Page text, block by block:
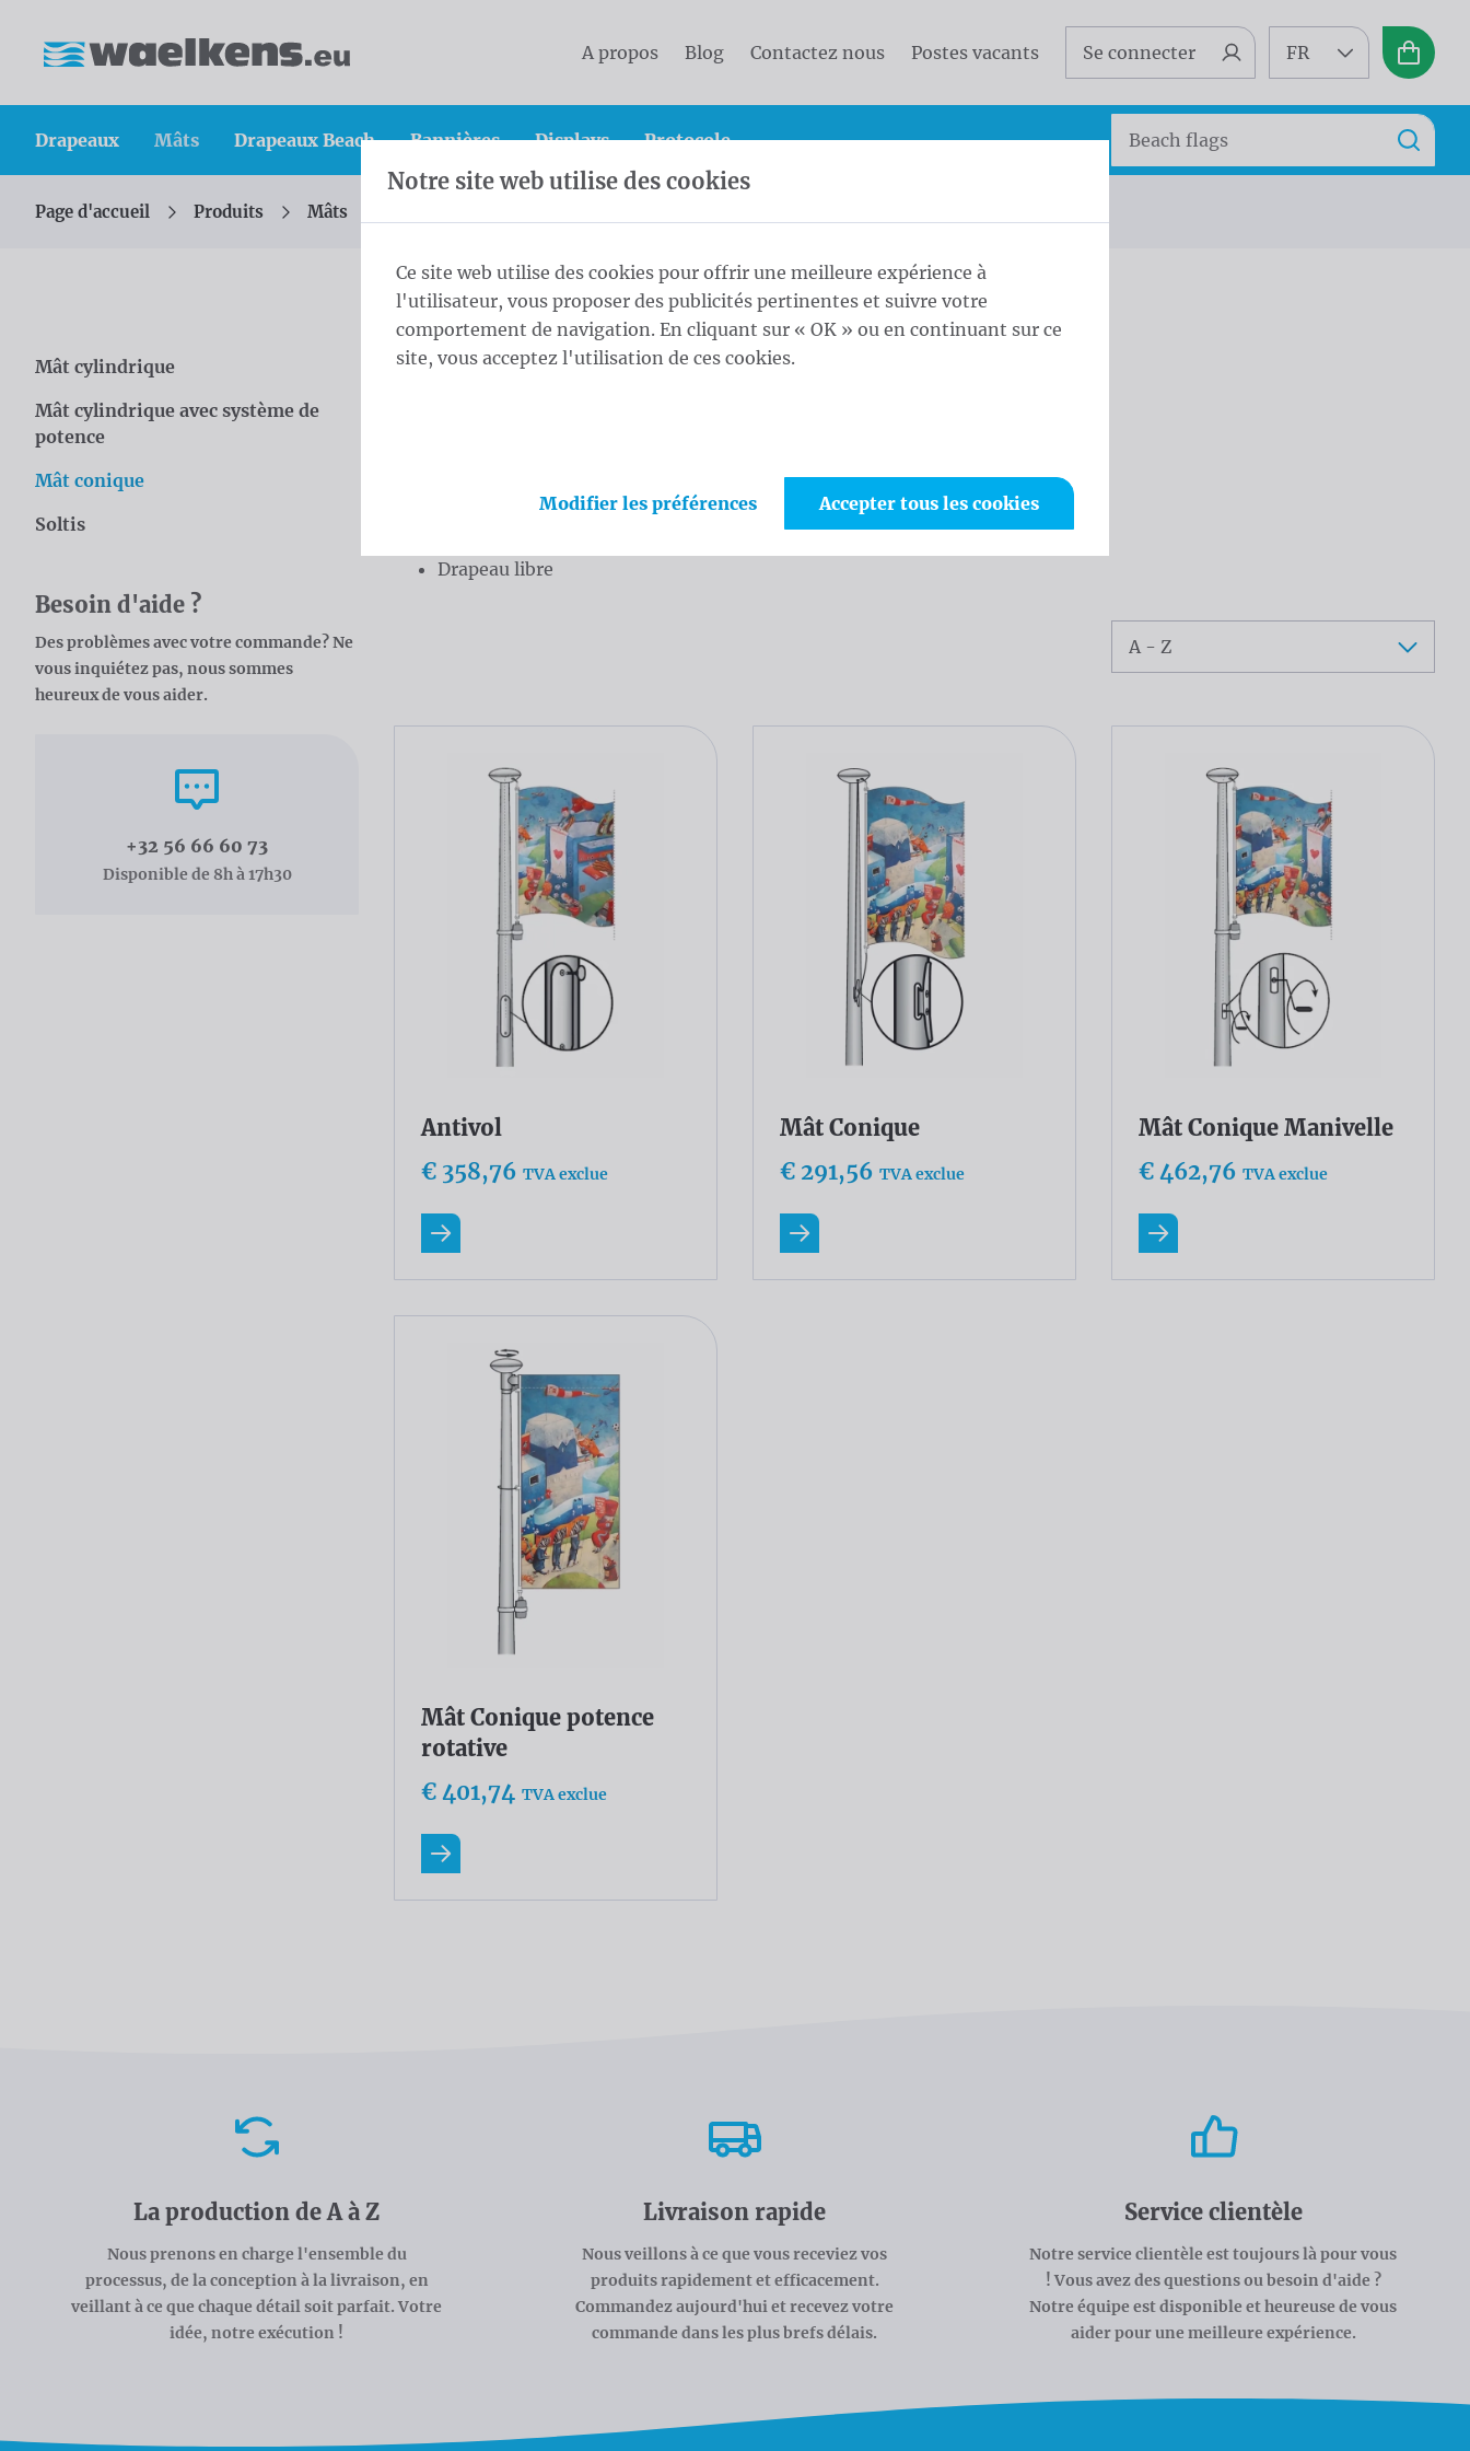
A propos Blog Contactez nous Postes vacants Se connecter FR
Panier
Drapeaux Mâts Drapeaux Beach Bannières Displays Protocole
Search
Vous êtes ici :
Page d'accueil Produits Mâts
Skip categories
Mât cylindrique
Mât cylindrique avec système de
potence
Mât conique
Soltis
Besoin d'aide ?
Des problèmes avec votre commande? Ne
vous inquiétez pas, nous sommes
heureux de vous aider.
Appelez-nous
+32 56 66 60 73
Disponible de 8h à 17h30
Mât conique
Solide et gracieux grâce à la pente conique
Profil sans couture
Drapeau libre
Trier
Antivol
€ 358,76 TVA exclue
En savoir plus
Mât Conique
€ 291,56 TVA exclue
En savoir plus
Mât Conique Manivelle
€ 462,76 TVA exclue
En savoir plus
Mât Conique potence
rotative
€ 401,74 TVA exclue
En savoir plus
La production de A à Z
Nous prenons en charge l'ensemble du
processus, de la conception à la livraison, en
veillant à ce que chaque détail soit parfait. Votre
idée, notre exécution !
Livraison rapide
Nous veillons à ce que vous receviez vos
produits rapidement et efficacement.
Commandez aujourd'hui et recevez votre
commande dans les plus brefs délais.
Service clientèle
Notre service clientèle est toujours là pour vous
! Vous avez des questions ou besoin d'aide ?
Notre équipe est disponible et heureuse de vous
aider pour une meilleure expérience.
Notre site web utilise des cookies
Ce site web utilise des cookies pour offrir une meilleure expérience à
l'utilisateur, vous proposer des publicités pertinentes et suivre votre
comportement de navigation. En cliquant sur « OK » ou en continuant sur ce
site, vous acceptez l'utilisation de ces cookies.
Modifier les préférences Accepter tous les cookies